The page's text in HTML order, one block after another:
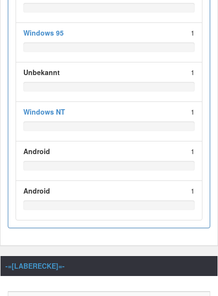
Windows 95 1
Unbekannt 1
Windows NT 1
Android 1
Android 1
-=[LABERECKE]=-